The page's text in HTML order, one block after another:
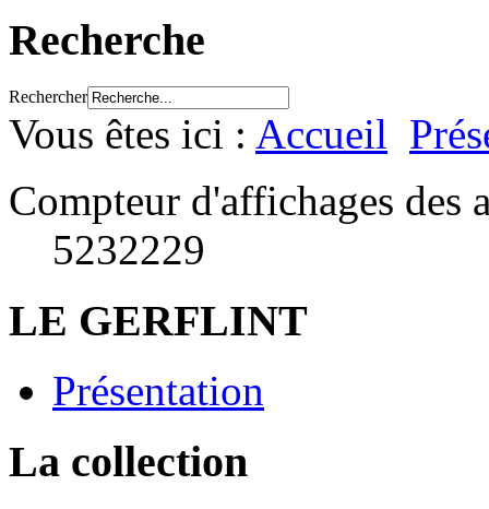
Recherche
Rechercher
Vous êtes ici : Accueil
Compteur d'affichages des
5232229
LE GERFLINT
Présentation
La collection